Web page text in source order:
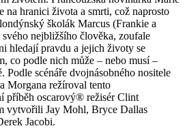
na hranici života a smrti, což naprosto
školák Marcus (Frankie a
nejbližšího člověka, zoufale
hledají pravdu a jejich životy se
co podle nich může – nebo musí –
Podle scénáře dvojnásobného nositele
Morgana režíroval tento
příběh oscarový® režisér Clint
vytvořili Jay Mohl, Bryce Dallas
Jacobi.